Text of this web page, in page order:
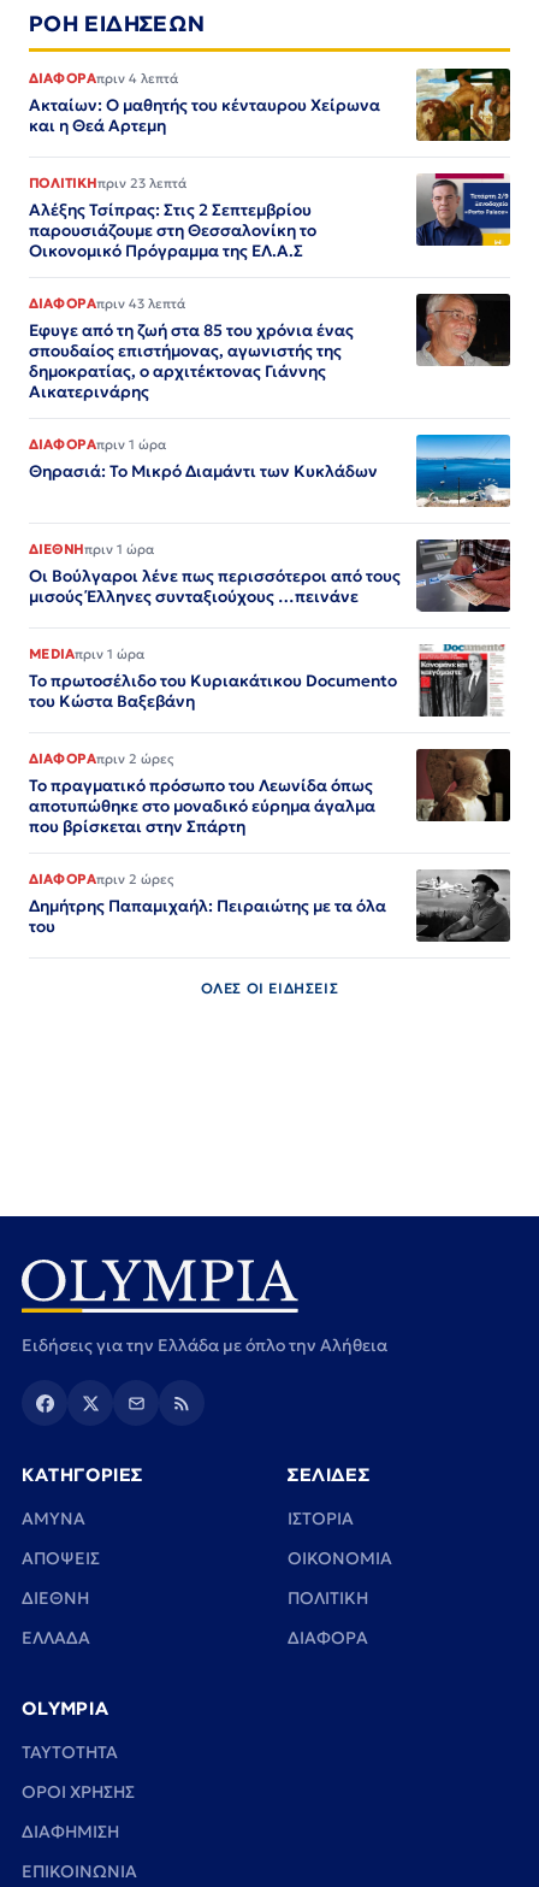
ΡΟΗ ΕΙΔΗΣΕΩΝ
ΔΙΑΦΟΡΑπριν 4 λεπτά
Ακταίων: Ο μαθητής του κένταυρου Χείρωνα
και η Θεά Αρτεμη
ΠΟΛΙΤΙΚΗπριν 23 λεπτά
Αλέξης Τσίπρας: Στις 2 Σεπτεμβρίου
παρουσιάζουμε στη Θεσσαλονίκη το
Οικονομικό Πρόγραμμα της ΕΛ.Α.Σ
ΔΙΑΦΟΡΑπριν 43 λεπτά
Εφυγε από τη ζωή στα 85 του χρόνια ένας
σπουδαίος επιστήμονας, αγωνιστής της
δημοκρατίας, ο αρχιτέκτονας Γιάννης
Αικατερινάρης
ΔΙΑΦΟΡΑπριν 1 ώρα
Θηρασιά: Το Μικρό Διαμάντι των Κυκλάδων
ΔΙΕΘΝΗπριν 1 ώρα
Οι Βούλγαροι λένε πως περισσότεροι από τους
μισούς Έλληνες συνταξιούχους …πεινάνε
MEDIAπριν 1 ώρα
Το πρωτοσέλιδο του Κυριακάτικου Documento
του Κώστα Βαξεβάνη
ΔΙΑΦΟΡΑπριν 2 ώρες
Το πραγματικό πρόσωπο του Λεωνίδα όπως
αποτυπώθηκε στο μοναδικό εύρημα άγαλμα
που βρίσκεται στην Σπάρτη
ΔΙΑΦΟΡΑπριν 2 ώρες
Δημήτρης Παπαμιχαήλ: Πειραιώτης με τα όλα
του
ΟΛΕΣ ΟΙ ΕΙΔΗΣΕΙΣ
Ειδήσεις για την Ελλάδα με όπλο την Αλήθεια
ΚΑΤΗΓΟΡΙΕΣ
ΑΜΥΝΑ
ΑΠΟΨΕΙΣ
ΔΙΕΘΝΗ
ΕΛΛΑΔΑ
ΣΕΛΙΔΕΣ
ΙΣΤΟΡΙΑ
ΟΙΚΟΝΟΜΙΑ
ΠΟΛΙΤΙΚΗ
ΔΙΑΦΟΡΑ
OLYMPIA
TAYTOTHTA
ΟΡΟΙ ΧΡΗΣΗΣ
ΔΙΑΦΗΜΙΣΗ
ΕΠΙΚΟΙΝΩΝΙΑ